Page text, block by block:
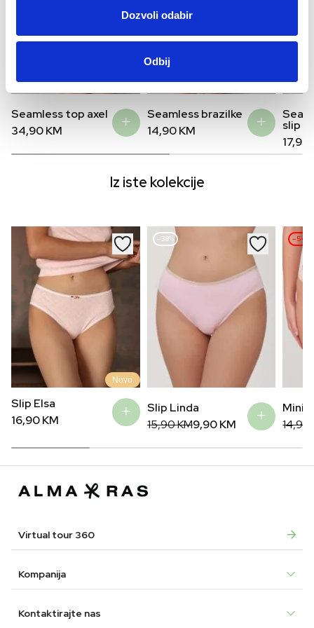
Dozvoli odabir
Odbij
Seamless top axel
34,90KM
Seamless brazilke
14,90KM
slip
17,90
Iz iste kolekcije
Novo
Slip Elsa
16,90KM
–38%
Slip Linda
15,90KM
Original
was:
9,90KM
Current
is:
–54%
Mini
14,90
was:
is:
Virtual tour 360
Kompanija
Kontaktirajte nas